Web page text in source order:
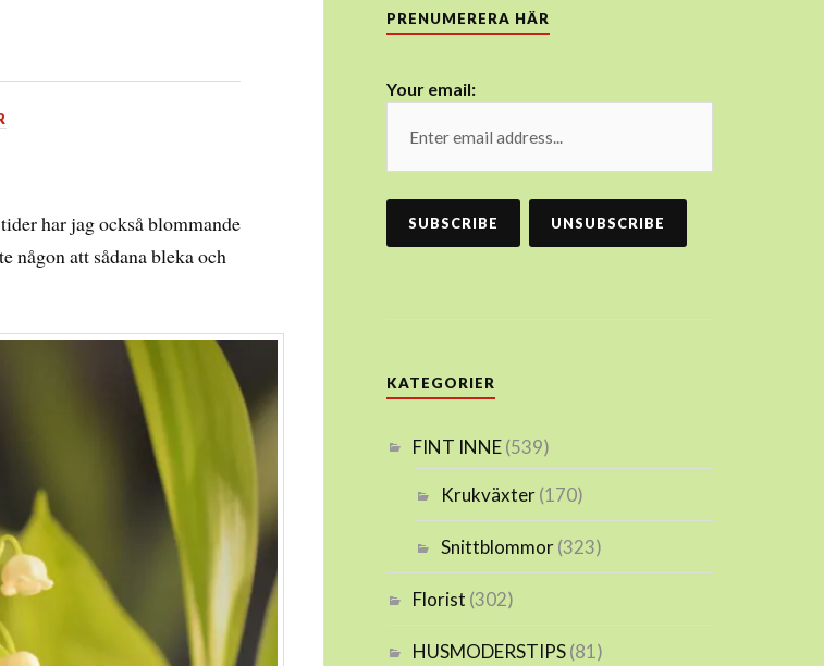
har jag också blommande
att sådana bleka och
PRENUMERERA HÄR
Your email:
KATEGORIER
FINT INNE(539)
Krukväxter(170)
Snittblommor(323)
Florist (302)
HUSMODERSTIPS(81)